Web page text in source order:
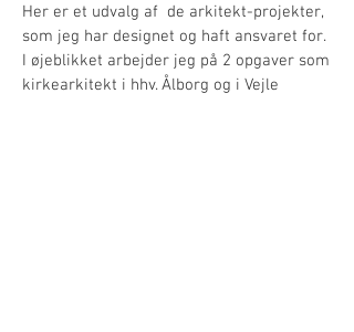
Her er et udvalg af de arkitekt-projekter,
som jeg har designet og haft ansvaret for.
I øjeblikket arbejder jeg på 2 opgaver som
kirkearkitekt i hhv. Ålborg og i Vejle